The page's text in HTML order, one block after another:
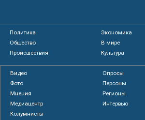
Политика
Экономика
Общество
В мире
Происшествия
Культура
Видео
Опросы
Фото
Персоны
Мнения
Регионы
Медиацентр
Интервью
Колумнисты